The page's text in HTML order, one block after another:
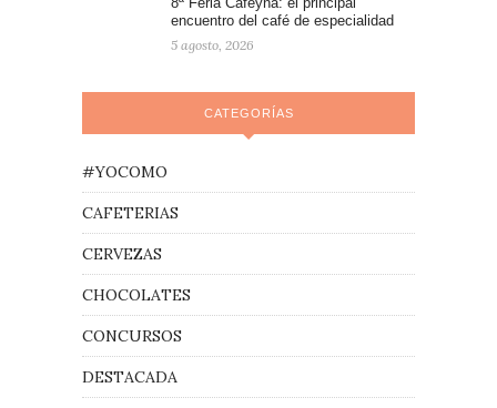
encuentro del café de especialidad
5 agosto, 2026
CATEGORÍAS
#YOCOMO
CAFETERIAS
CERVEZAS
CHOCOLATES
CONCURSOS
DESTACADA